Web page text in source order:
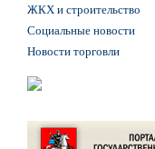
ЖКХ и строительство
Социальные новости
Новости торговли